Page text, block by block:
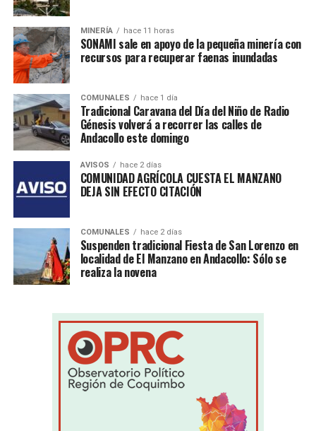
MINERÍA hace 11 horas
SONAMI sale en apoyo de la pequeña minería con
recursos para recuperar faenas inundadas
COMUNALES hace 1 día
Tradicional Caravana del Día del Niño de Radio
Génesis volverá a recorrer las calles de
Andacollo este domingo
AVISOS hace 2 días
COMUNIDAD AGRÍCOLA CUESTA EL MANZANO
DEJA SIN EFECTO CITACIÓN
COMUNALES hace 2 días
Suspenden tradicional Fiesta de San Lorenzo en
localidad de El Manzano en Andacollo: Sólo se
realiza la novena